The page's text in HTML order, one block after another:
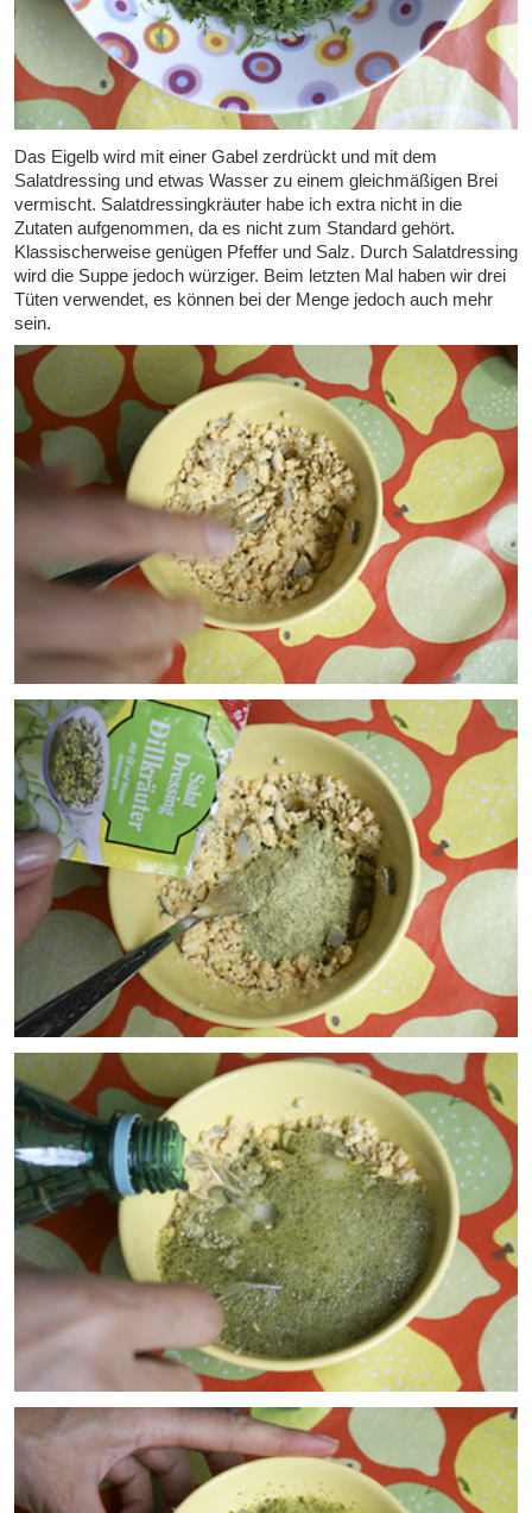
Das Eigelb wird mit einer Gabel zerdrückt und mit dem
Salatdressing und etwas Wasser zu einem gleichmäßigen Brei
vermischt. Salatdressingkräuter habe ich extra nicht in die
Zutaten aufgenommen, da es nicht zum Standard gehört.
Klassischerweise genügen Pfeffer und Salz. Durch Salatdressing
wird die Suppe jedoch würziger. Beim letzten Mal haben wir drei
Tüten verwendet, es können bei der Menge jedoch auch mehr
sein.